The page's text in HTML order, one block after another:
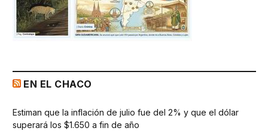
EN EL CHACO
Estiman que la inflación de julio fue del 2% y que el dólar
superará los $1.650 a fin de año